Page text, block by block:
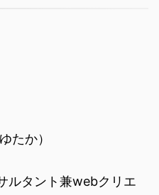
たか）
ルタント兼webクリエ